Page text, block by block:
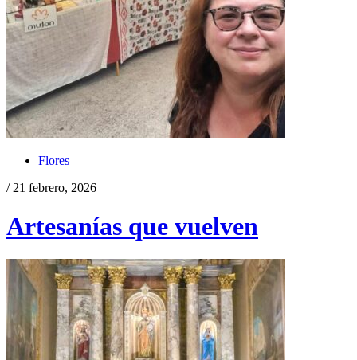
Flores
/ 21 febrero, 2026
Artesanías que vuelven